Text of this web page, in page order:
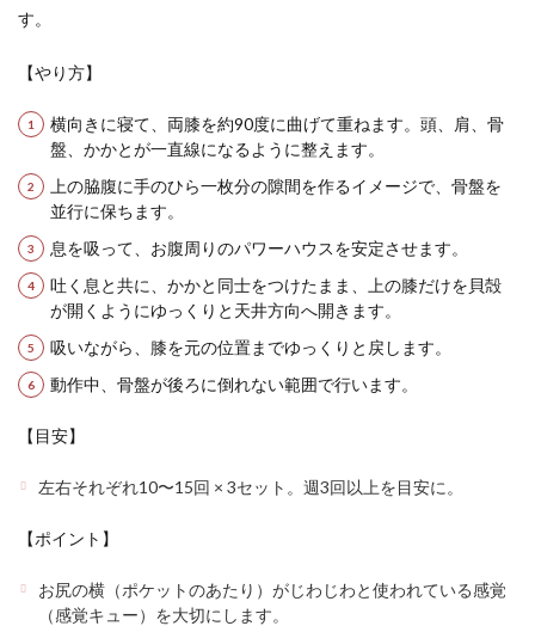
す。
【やり方】
横向きに寝て、両膝を約90度に曲げて重ねます。頭、肩、骨
盤、かかとが一直線になるように整えます。
上の脇腹に手のひら一枚分の隙間を作るイメージで、骨盤を
並行に保ちます。
息を吸って、お腹周りのパワーハウスを安定させます。
吐く息と共に、かかと同士をつけたまま、上の膝だけを貝殻
が開くようにゆっくりと天井方向へ開きます。
吸いながら、膝を元の位置までゆっくりと戻します。
動作中、骨盤が後ろに倒れない範囲で行います。
【目安】
左右それぞれ10〜15回 × 3セット。週3回以上を目安に。
【ポイント】
お尻の横（ポケットのあたり）がじわじわと使われている感覚
（感覚キュー）を大切にします。